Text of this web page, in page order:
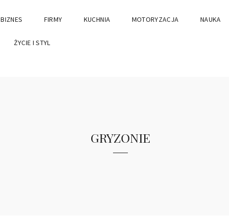
BIZNES FIRMY KUCHNIA MOTORYZACJA NAUKA
ŻYCIE I STYL
gryzonie